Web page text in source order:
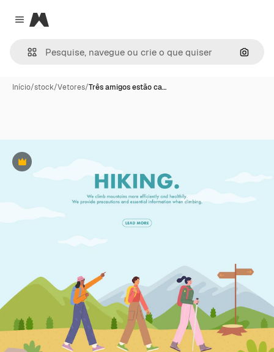
Close menu
Magnific
Início/stock/Vetores/Três amigos estão ca…
Premium